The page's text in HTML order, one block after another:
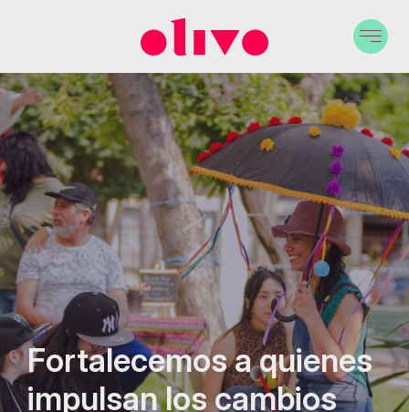
Fortalecemos a quienes
impulsan los cambios